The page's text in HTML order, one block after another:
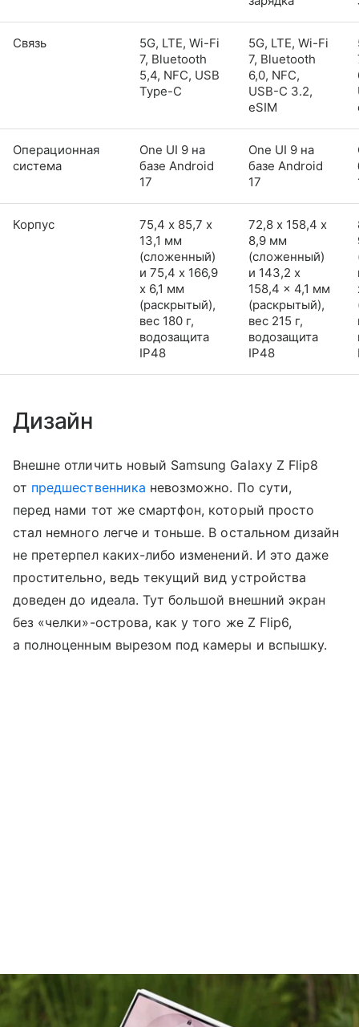
Связь
5G, LTE, Wi-Fi
7, Bluetooth
5,4, NFC, USB
Type-C
5G, LTE, Wi-Fi
7, Bluetooth
6,0, NFC,
USB-C 3.2,
eSIM
Операционная
система
One UI 9 на
базе Android
17
One UI 9 на
базе Android
17
Корпус
75,4 х 85,7 х
13,1 мм
(сложенный)
и 75,4 x 166,9
x 6,1 мм
(раскрытый),
вес 180 г,
водозащита
IP48
72,8 х 158,4 х
8,9 мм
(сложенный)
и 143,2 x
158,4 x 4,1 мм
(раскрытый),
вес 215 г,
водозащита
IP48
Дизайн
Внешне отличить новый Samsung Galaxy Z Flip8
от предшественника невозможно. По сути,
перед нами тот же смартфон, который просто
стал немного легче и тоньше. В остальном дизайн
не претерпел каких-либо изменений. И это даже
простительно, ведь текущий вид устройства
доведен до идеала. Тут большой внешний экран
без «челки»-острова, как у того же Z Flip6,
а полноценным вырезом под камеры и вспышку.